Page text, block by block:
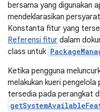
bersama yang digunakan
mendeklarasikan
Konstanta fitur yang
Referensi fitur dalam
class untuk
Ketika pengguna
melakukan kueri
tersedia pada perangkat